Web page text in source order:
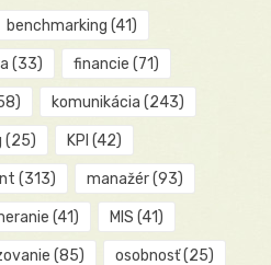
benchmarking (41)
(33) financie (71)
komunikácia (243)
(25) KPI (42)
(313) manažér(93)
(41) MIS (41)
(85) osobnosť(25)